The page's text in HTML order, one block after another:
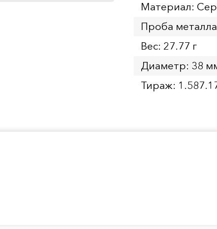
Материал:
Проба
Вес: 27.77 г
Диаметр: 38
Тираж: